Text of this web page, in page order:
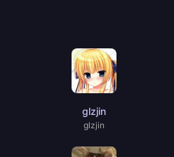
glzjin
glzjin